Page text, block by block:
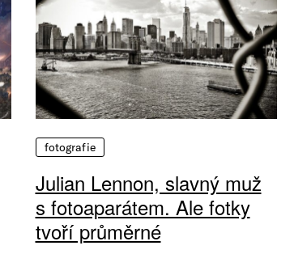
fotografie
Julian Lennon, slavný muž
s fotoaparátem. Ale fotky
tvoří průměrné